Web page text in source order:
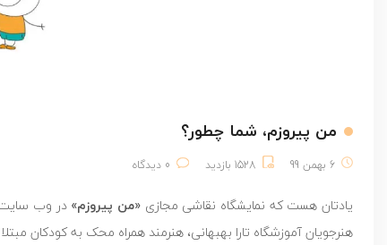
من پیروزم، شما چطور؟
6 بهمن 99 1528 بازدید 0 دیدگاه
یادتان هست که نمایشگاه نقاشی مجازی «من پیروزم»
هنرجویان آموزشگاه تارا بهبهانی، هنرمند همراه محک به کودکان